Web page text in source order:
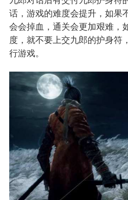
话，游戏的难度会提升，如果
会会掉血，通关会更加艰难，
度，就不要上交九郎的护身符
行游戏。